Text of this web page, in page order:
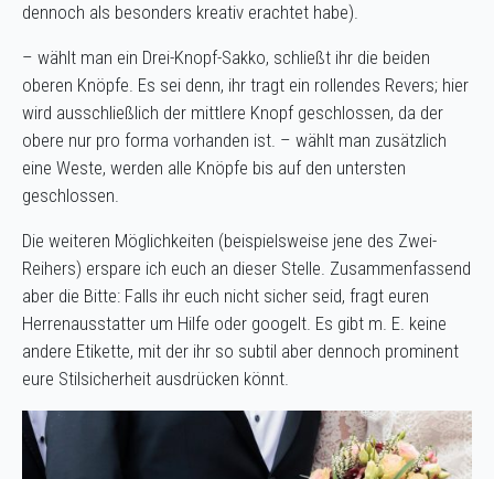
dennoch als besonders kreativ erachtet habe).
– wählt man ein Drei-Knopf-Sakko, schließt ihr die beiden
oberen Knöpfe. Es sei denn, ihr tragt ein rollendes Revers; hier
wird ausschließlich der mittlere Knopf geschlossen, da der
obere nur pro forma vorhanden ist. – wählt man zusätzlich
eine Weste, werden alle Knöpfe bis auf den untersten
geschlossen.
Die weiteren Möglichkeiten (beispielsweise jene des Zwei-
Reihers) erspare ich euch an dieser Stelle. Zusammenfassend
aber die Bitte: Falls ihr euch nicht sicher seid, fragt euren
Herrenausstatter um Hilfe oder googelt. Es gibt m. E. keine
andere Etikette, mit der ihr so subtil aber dennoch prominent
eure Stilsicherheit ausdrücken könnt.